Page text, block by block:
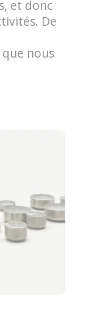
et donc
De
nous